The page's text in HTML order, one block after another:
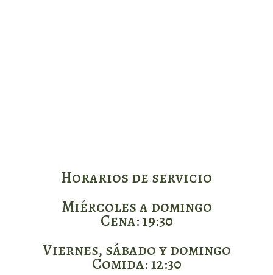
Horarios de servicio
Miércoles a domingo
Cena: 19:30
Viernes, sábado y domingo
Comida: 12:30